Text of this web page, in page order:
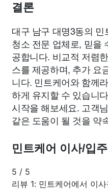
결론
대구 남구 대명3동의
청소 전문 업체로, 믿을
공합니다. 비교적 저렴
스를 제공하며, 추가 요
니다. 민트케어와 함께
하게 유지할 수 있습니
시작을 해보세요. 고객
같은 도움이 될 것을 약
민트케어 이사/입주
5 / 5
리뷰 1: 민트케어에서 이